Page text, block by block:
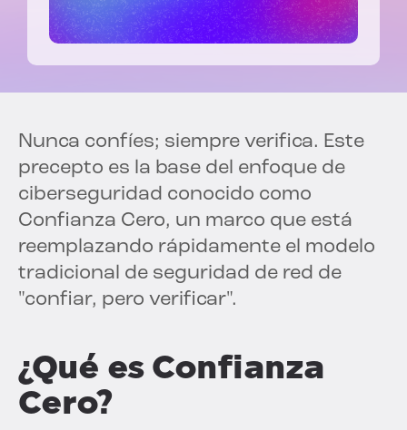
Nunca confíes; siempre verifica. Este
precepto es la base del enfoque de
ciberseguridad conocido como
Confianza Cero, un marco que está
reemplazando rápidamente el modelo
tradicional de seguridad de red de
"confiar, pero verificar".
¿Qué es Confianza
Cero?